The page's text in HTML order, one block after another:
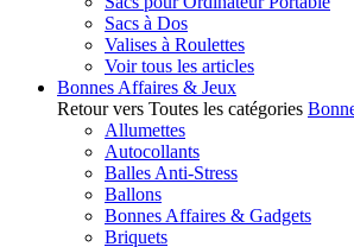
Sacs à Dos
Valises à Roulettes
Voir tous les articles
Bonnes Affaires & Jeux
Retour vers Toutes les catégories
Allumettes
Autocollants
Balles Anti-Stress
Ballons
Bonnes Affaires & Gadgets
Briquets